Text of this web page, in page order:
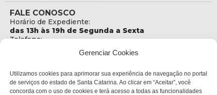
Gerenciar Cookies
Utilizamos cookies para aprimorar sua experiência de navegação no portal
de serviços do estado de Santa Catarina. Ao clicar em “Aceitar”, você
concorda com o uso de cookies e terá acesso a todas as funcionalidades
FALE CONOSCO
Horário de Expediente:
das 13h às 19h de Segunda a Sexta
Telefone:
48 3665 - 6146 (secretaria do conselho)
Telefone da Ouvidoria:
0800-6448500